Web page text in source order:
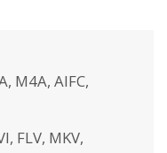
M4A, AIFC,
FLV, MKV,